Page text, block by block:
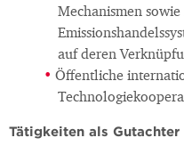
Mechanismen
auf deren
Öffentliche
Tätigkeiten als Gutachter